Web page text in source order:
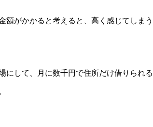
額がかかると考えると、高く感じてしま
にして、月に数千円で住所だけ借りられ